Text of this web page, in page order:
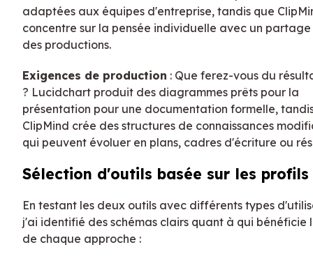
adaptées aux équipes d'entreprise, tandis que
concentre sur la pensée individuelle avec un
des productions.
Exigences de production : Que ferez-vous du
? Lucidchart produit des diagrammes prêts pour la
présentation pour une documentation formelle,
ClipMind crée des structures de connaissances
qui peuvent évoluer en plans, cadres d'écriture ou
Sélection d'outils basée sur les profils
En testant les deux outils avec différents types
j'ai identifié des schémas clairs quant à qui bénéficie
de chaque approche :